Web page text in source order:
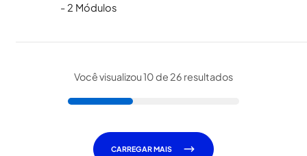
- 2 Módulos
Você visualizou 10 de 26 resultados
CARREGAR MAIS